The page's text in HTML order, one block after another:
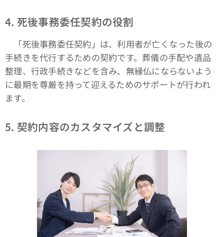
4. 死後事務委任契約の役割
「死後事務委任契約」は、利用者が亡くなった後の
手続きを代行するための契約です。葬儀の手配や遺品
整理、行政手続きなどを含み、無縁仏にならないよう
に最期を尊厳を持って迎えるためのサポートが行われ
ます。
5. 契約内容のカスタマイズと調整